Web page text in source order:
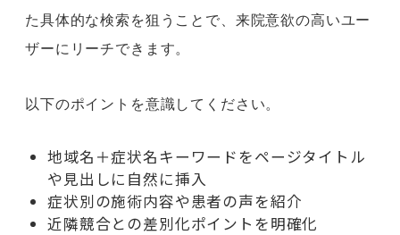
た具体的な検索を狙うことで、来院意欲の高いユー
ザーにリーチできます。
以下のポイントを意識してください。
地域名＋症状名キーワードをページタイトル
や見出しに自然に挿入
症状別の施術内容や患者の声を紹介
近隣競合との差別化ポイントを明確化